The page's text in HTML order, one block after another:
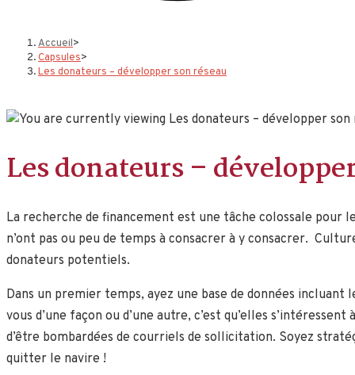
Accueil>
Capsules>
Les donateurs – développer son réseau
Les donateurs –
La recherche de financement est une tâche colossale pour
n’ont pas ou peu de temps à consacrer à y consacrer.
donateurs potentiels.
Dans un premier temps, ayez une base de données
vous d’une façon ou d’une autre, c’est qu’elles
d’être bombardées de courriels de sollicitation. Soyez
quitter le navire !